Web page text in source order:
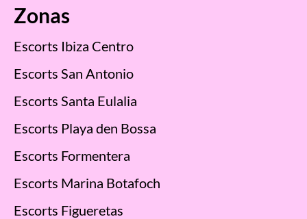
Zonas
Escorts Ibiza Centro
Escorts San Antonio
Escorts Santa Eulalia
Escorts Playa den Bossa
Escorts Formentera
Escorts Marina Botafoch
Escorts Figueretas